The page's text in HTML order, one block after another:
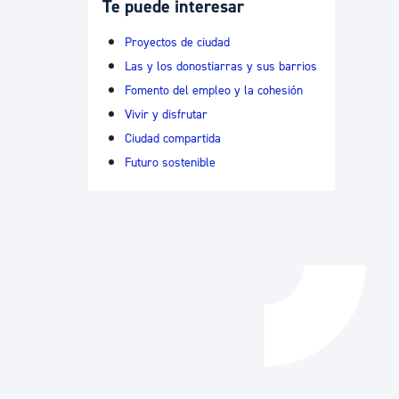
Ayuda a la tramitación
Te puede interesar
Proyectos de ciudad
Las y los donostiarras y sus barrios
Fomento del empleo y la cohesión
Vivir y disfrutar
Ciudad compartida
Futuro sostenible